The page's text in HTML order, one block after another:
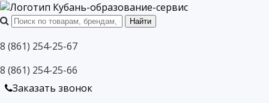
8 (861) 254-25-67
8 (861) 254-25-66
Заказать звонок